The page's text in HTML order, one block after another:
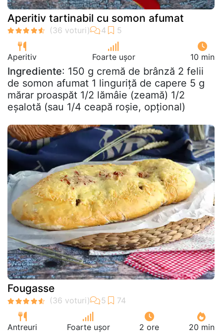
Aperitiv tartinabil cu somon afumat
Aperitiv Foarte ușor 10 min
Ingrediente: 150 g cremă de brânză 2 felii
de somon afumat 1 linguriță de capere 5 g
mărar proaspăt 1/2 lămâie (zeamă) 1/2
eșalotă (sau 1/4 ceapă roșie, opțional)
Fougasse
Antreuri Foarte ușor 2 ore 20 min